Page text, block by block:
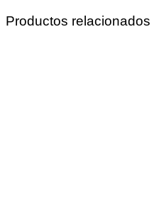
Productos relacionados